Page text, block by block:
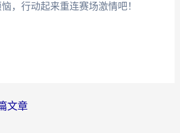
，行动起来重连赛场激情吧！
文章